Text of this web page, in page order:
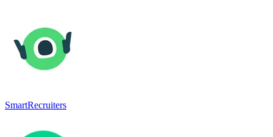
SmartRecruiters